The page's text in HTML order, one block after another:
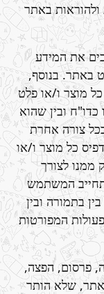
ולהוראות באתר
את המידע
באתר. בנוסף,
מוצר ו/או פלט
ובין שהוא
צורה אחרת
כל מוצר ו/או
ממנו לצורך
המשתמש
בתמורה ובין
המפורטות
פרסום, הפצה,
שלא הותר